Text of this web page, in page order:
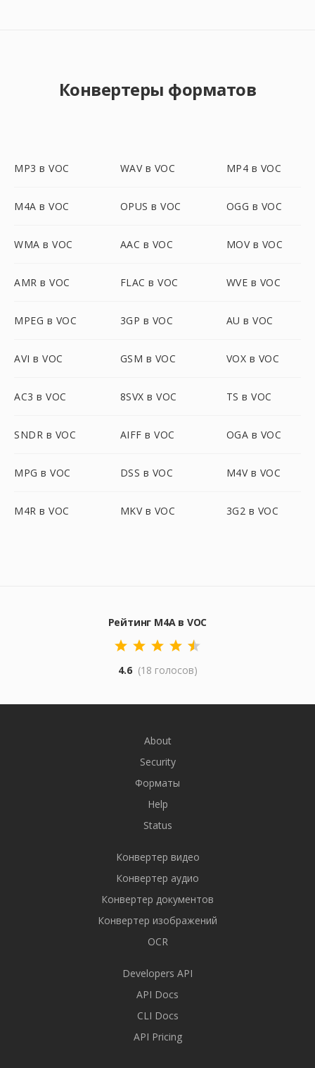
Конвертеры форматов
MP3 в VOC WAV в VOC MP4 в VOC
M4A в VOC OPUS в VOC OGG в VOC
WMA в VOC AAC в VOC MOV в VOC
AMR в VOC FLAC в VOC WVE в VOC
MPEG в VOC 3GP в VOC AU в VOC
AVI в VOC GSM в VOC VOX в VOC
AC3 в VOC 8SVX в VOC TS в VOC
SNDR в VOC AIFF в VOC OGA в VOC
MPG в VOC DSS в VOC M4V в VOC
M4R в VOC MKV в VOC 3G2 в VOC
Рейтинг M4A в VOC
4.6 (18 голосов)
About
Security
Форматы
Help
Status
Конвертер видео
Конвертер аудио
Конвертер документов
Конвертер изображений
OCR
Developers API
API Docs
CLI Docs
API Pricing